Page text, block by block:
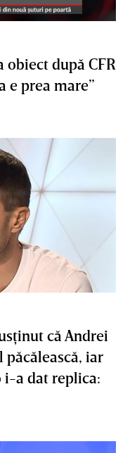
obiect după CFR
e prea mare”
că Andrei
păcălească, iar
a dat replica: